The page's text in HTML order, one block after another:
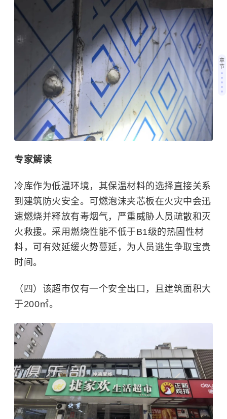
专家解读
冷库作为低温环境，其保温材料的选择直接关系
到建筑防火安全。可燃泡沫夹芯板在火灾中会迅
速燃烧并释放有毒烟气，严重威胁人员疏散和灭
火救援。采用燃烧性能不低于B1级的热固性材
料，可有效延缓火势蔓延，为人员逃生争取宝贵
时间。
（四）该超市仅有一个安全出口，且建筑面积大
于200㎡。
章
节